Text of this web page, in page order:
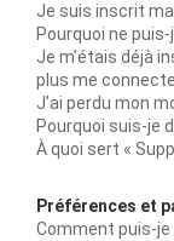
Je suis inscrit
Pourquoi ne
Je m’étais déjà
plus me
J’ai perdu mon
Pourquoi suis-je
À quoi sert «
Préférences et
Comment puis-